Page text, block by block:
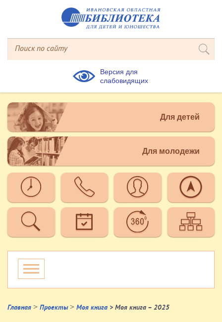
Версия для
слабовидящих
Для детей
Для молодежи
Главная > Проекты > Моя книга > Моя книга – 2025